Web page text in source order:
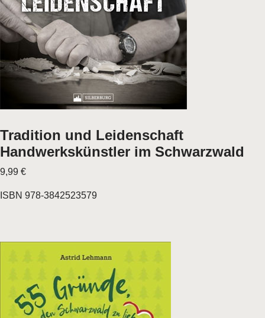
Tradition und Leidenschaft
Handwerkskünstler im Schwarzwald
9,99 €
ISBN 978-3842523579